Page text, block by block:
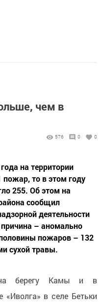
чем в
576 0 0
на территории
то в этом году
255. Об этом на
сообщил
деятельности
– аномально
пожаров – 132
сухой травы.
берегу Камы и в
«Иволга» в селе Бетьки